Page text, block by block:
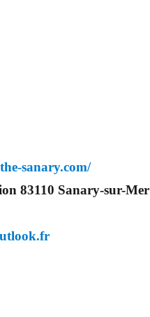
sanary.com/
83110 Sanary-sur-Mer